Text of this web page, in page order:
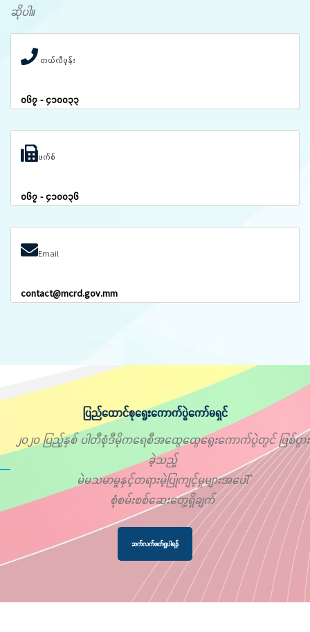
ဆိုပါ။
တယ်လီဖုန်း
၀၆၇ - ၄၁၀၀၃၃
ဖက်စ်
၀၆၇ - ၄၁၀၀၃၆
Email
contact@mcrd.gov.mm
ပြည်ထောင်စုရွေးကောက်ပွဲကော်မရှင်
၂၀၂၀ ပြည့်နှစ် ပါတီစုံဒီမိုကရေစီအထွေထွေရွေးကောက်ပွဲတွင် ဖြစ်ပွား
ခဲ့သည့်
မဲမသမာမှုနှင့်တရားမဲ့ပြုကျင့်မှုများအပေါ်
စုံစမ်းစစ်ဆေးတွေ့ရှိချက်
ဆက်လက်ဖတ်ရှုပါရန်